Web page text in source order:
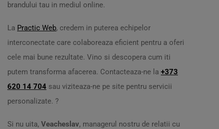
brandului tau in mediul online.
La Practic Web, credem in puterea echipelor
interconectate care colaboreaza eficient pentru a oferi
cele mai bune rezultate. Vino si descopera cum iti
putem transforma afacerea. Contacteaza-ne la +373
620 14 704 sau viziteaza-ne pe site pentru servicii
personalizate. ?
Si nu uita, Veacheslav, managerul nostru de relatii cu